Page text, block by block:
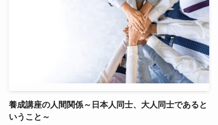
養成講座の人間関係～日本人同士、大人同士であると
いうこと～